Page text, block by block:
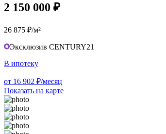
2 150 000 ₽
26 875 ₽/м²
Эксклюзив CENTURY21
В ипотеку
от 16 902 ₽/месяц
Показать на карте